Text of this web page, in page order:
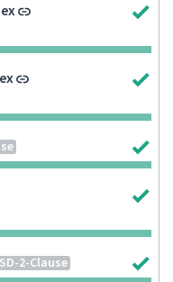
2-Clause